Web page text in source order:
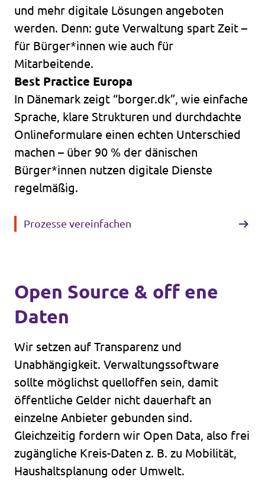
und mehr digitale Lösungen angeboten
werden. Denn: gute Verwaltung spart Zeit –
für Bürger*innen wie auch für
Mitarbeitende.
Best Practice Europa
In Dänemark zeigt “borger.dk”, wie einfache
Sprache, klare Strukturen und durchdachte
Onlineformulare einen echten Unterschied
machen – über 90 % der dänischen
Bürger*innen nutzen digitale Dienste
regelmäßig.
Prozesse vereinfachen
Open Source & off ene
Daten
Wir setzen auf Transparenz und
Unabhängigkeit. Verwaltungssoftware
sollte möglichst quelloffen sein, damit
öffentliche Gelder nicht dauerhaft an
einzelne Anbieter gebunden sind.
Gleichzeitig fordern wir Open Data, also frei
zugängliche Kreis-Daten z. B. zu Mobilität,
Haushaltsplanung oder Umwelt.